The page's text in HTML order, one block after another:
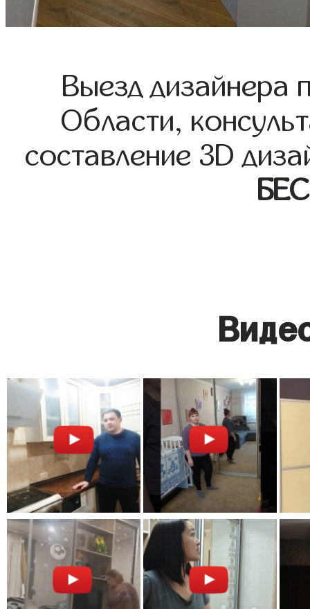
Выезд дизайнера
Области,
составление 3D